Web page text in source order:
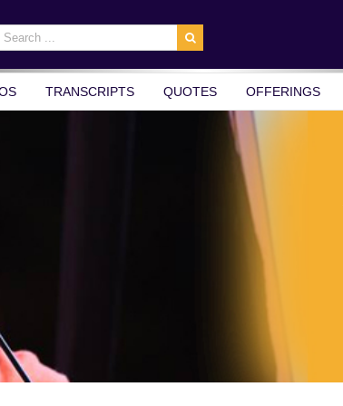
TRANSCRIPTS QUOTES OFFERINGS